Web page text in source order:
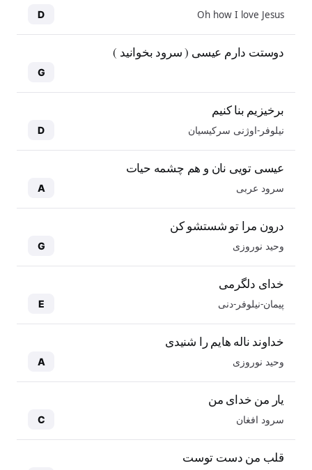
Oh how I love Jesus
D
دوستت دارم عیسی ( سرود بخوانید )
G
برخیزیم بنا کنیم
نیلوفر-اوژنی سرکیسیان D
عیسی تویی نان و هم چشمه حیات
سرود عربی A
درون مرا تو شستشو کن
وحید نوروزی G
خدای دلگرمی
پیمان-نیلوفر-دنی E
خداوند ناله هایم را شنیدی
وحید نوروزی A
یار من خدای من
سرود افغان C
قلب من دست توست